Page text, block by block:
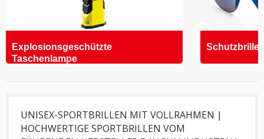
Explosionsgeschützte
Taschenlampe
UNISEX-SPORTBRILLEN MIT VOLLRAHMEN |
HOCHWERTIGE SPORTBRILLEN VOM